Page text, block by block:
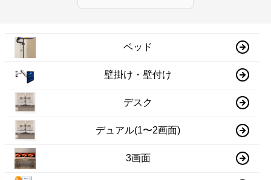
ベッド
壁掛け・壁付け
デスク
デュアル(1〜2画面)
3画面